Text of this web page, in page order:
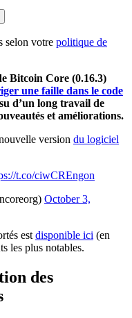
selon votre politique de
Bitcoin Core (0.16.3)
une faille dans le code
d’un long travail de
et améliorations.
version du logiciel
t.co/ciwCREngon
October 3,
est disponible ici (en
les plus notables.
des